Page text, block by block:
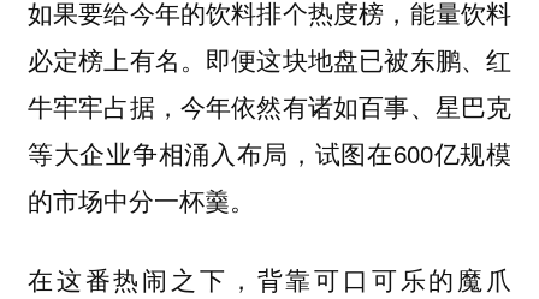
如果要给今年的饮料排个热度榜，能量饮料
必定榜上有名。即便这块地盘已被东鹏、红
牛牢牢占据，今年依然有诸如百事、星巴克
等大企业争相涌入布局，试图在600亿规模
的市场中分一杯羹。
在这番热闹之下，背靠可口可乐的魔爪